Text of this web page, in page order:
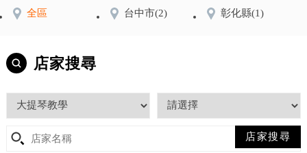
全區 台中市(2) 彰化縣(1)
店家搜尋